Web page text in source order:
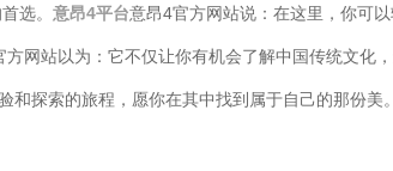
选。 意昂4平台意昂4官方网站说：在这里，你可
网站以为：它不仅让你有机会了解中国传统文
和探索的旅程，愿你在其中找到属于自己的那份美。